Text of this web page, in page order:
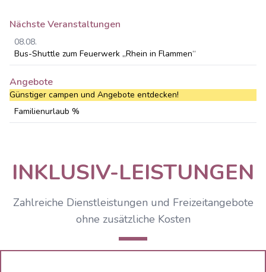
Nächste Veranstaltungen
08.08.
Bus-Shuttle zum Feuerwerk „Rhein in Flammen“
Angebote
Günstiger campen und Angebote entdecken!
Familienurlaub %
INKLUSIV-LEISTUNGEN
Zahlreiche Dienstleistungen und Freizeitangebote
ohne zusätzliche Kosten